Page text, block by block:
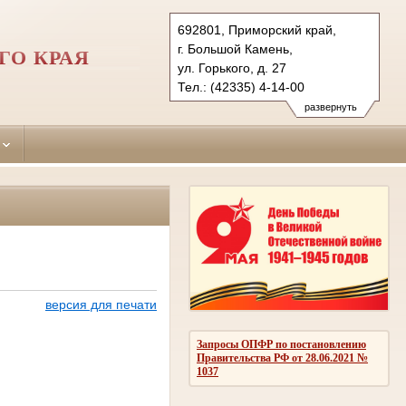
развернуть
692801, Приморский край,
г. Большой Камень,
ул. Горького, д. 27
Тел.: (42335) 4-14-00
shkotovsky.prm@sudrf.ru
КРАЯ
Запросы ОПФР по постановлению
Правительства РФ от 28.06.2021 №
1037
версия для печати